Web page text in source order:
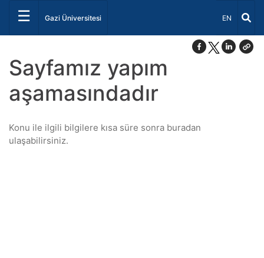
☰ Gazi Üniversitesi Dil Seçiniz
EN
Sayfamız yapım
aşamasındadır
Konu ile ilgili bilgilere kısa süre sonra buradan
ulaşabilirsiniz.